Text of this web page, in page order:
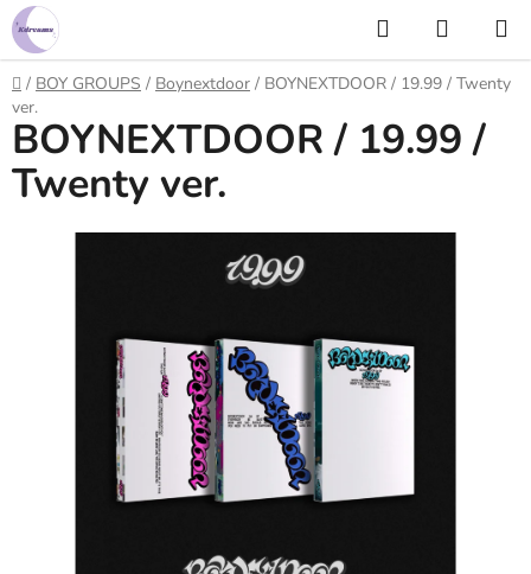
Prejsť
na
obsah
Hľadať
KOŠÍK
Domov
/ BOY GROUPS / Boynextdoor / BOYNEXTDOOR / 19.99 / Twenty
ver.
BOYNEXTDOOR / 19.99 /
Twenty ver.